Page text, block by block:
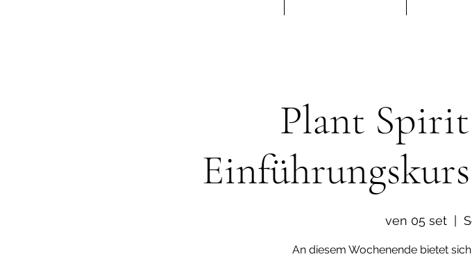
Plant
ven 05 set
An diesem Wochenende bietet